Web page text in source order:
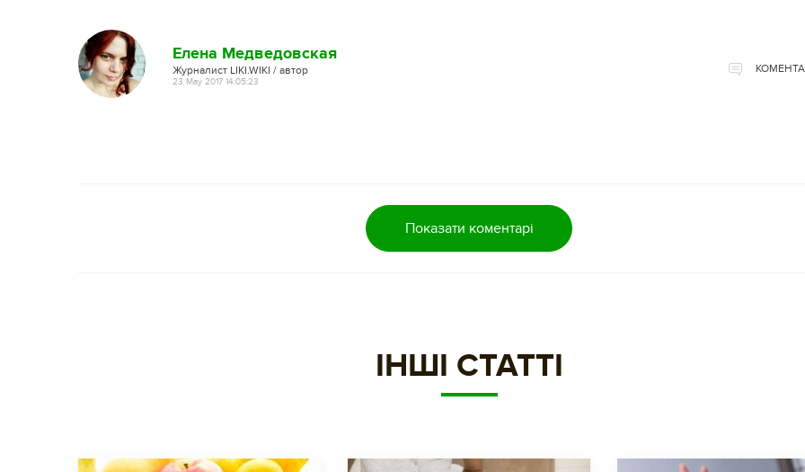
Елена Медведовская
Журналист LIKI.WIKI / автор
23 May 2017 14:05:23
Показати коментарі
ІНШІ СТАТТІ